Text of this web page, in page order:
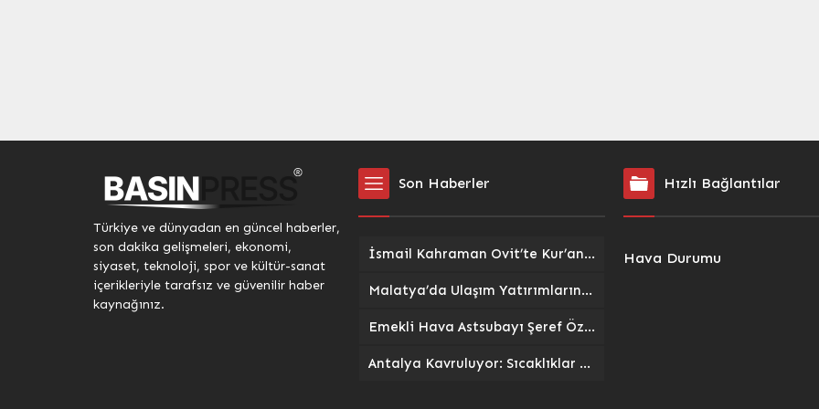
Türkiye ve dünyadan en güncel haberler,
son dakika gelişmeleri, ekonomi,
siyaset, teknoloji, spor ve kültür-sanat
içerikleriyle tarafsız ve güvenilir haber
kaynağınız.
Son Haberler
İsmail Kahraman Ovit’te Kur’an Ziyafetine Katıldı: Dualarla Sona Erdi
Malatya’da Ulaşım Yatırımlarında Son Perde: Havalimanı Eylül’de, Çevre Yolu Ekim’de Açılıyor
Emekli Hava Astsubayı Şeref Özdemir’e Veda: Askere Uğurlanışının Ardından Trajik Kaza Sonucu Kaybı
Antalya Kavruluyor: Sıcaklıklar 40 Dereceyi Hissediliyor, Sahiller Dolup Taştı
Hızlı Bağlantılar
Hava Durumu